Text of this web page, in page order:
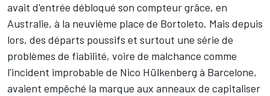
avait d'entrée débloqué son compteur grâce, en
Australie, à la neuvième place de Bortoleto. Mais depuis
lors, des départs poussifs et surtout une série de
problèmes de fiabilité, voire de malchance comme
l'incident improbable de Nico Hülkenberg à Barcelone,
avaient empêché la marque aux anneaux de capitaliser